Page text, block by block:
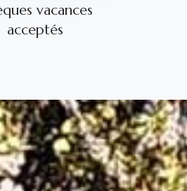
vacances
acceptés